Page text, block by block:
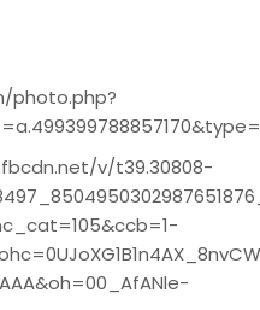
photo.php?
v/t39.30808-